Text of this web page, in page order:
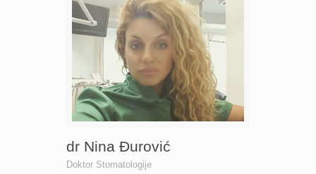
dr Nina Đurović
Doktor Stomatologije